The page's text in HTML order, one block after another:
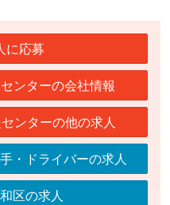
に応募
ンターの会社情報
ンターの他の求人
・ドライバーの求人
区の求人